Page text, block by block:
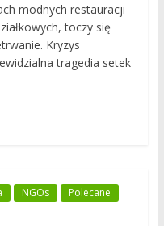
modnych restauracji
toczy się
Kryzys
tragedia setek
NGOs
Polecane